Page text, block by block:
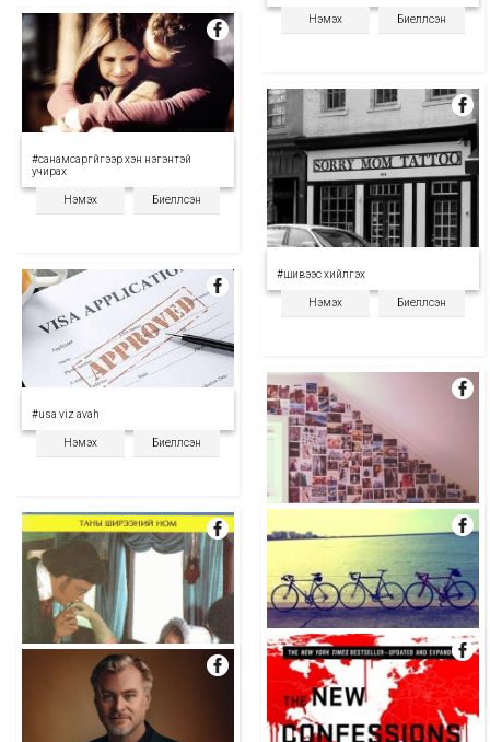
Нэмэх Биелүүлсэн
#санамсаргүйгээр хэн нэгэнтэй
учирах
Нэмэх Биелүүлсэн
#шивээс хийлгэх
Нэмэх Биелүүлсэн
#usa viz avah
Нэмэх Биелүүлсэн
#өрөөнийхөө ханыг зургаар
чимэглэх
Нэмэх Биелүүлсэн
#дугуйтай аялал хийх
Нэмэх Биелүүлсэн